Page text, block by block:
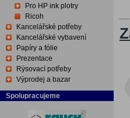
Pro HP ink plotry
Ricoh
Kancelářské potřeby
Kancelářské vybavení
Papíry a fólie
Prezentace
Rýsovací potřeby
Výprodej a bazar
Spolupracujeme